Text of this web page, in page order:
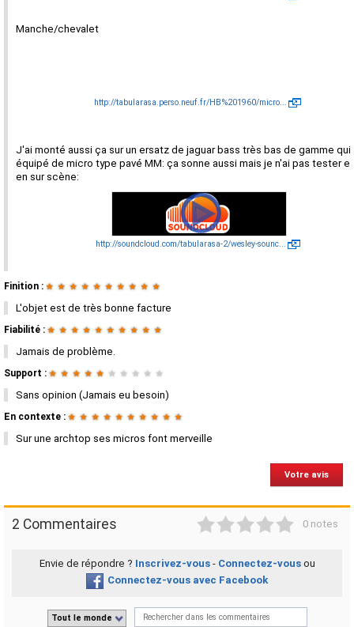
Manche/chevalet
http://tabularasa.perso.neuf.fr/HB%201960/micro...
J'ai monté aussi ça sur un ersatz de jaguar bass très bas de gamme
équipé de micro type pavé MM: ça sonne aussi mais je n'ai pas tester
en sur scène:
http://soundcloud.com/tabularasa-2/wesley-sounc...
Finition : ★ ★ ★ ★ ★ ★ ★ ★ ★ ★
L'objet est de très bonne facture
Fiabilité : ★ ★ ★ ★ ★ ★ ★ ★ ★ ★
Jamais de problème.
Support : ★ ★ ★ ★ ★ ★ ★ ★ ★ ★
Sans opinion (Jamais eu besoin)
En contexte : ★ ★ ★ ★ ★ ★ ★ ★ ★ ★
Sur une archtop ses micros font merveille
Votre avis
2 Commentaires 0 notes
Envie de répondre ? Inscrivez-vous- Connectez-vousou
Connectez-vous avec Facebook
Tout le monde